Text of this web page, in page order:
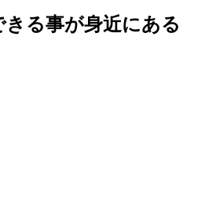
る事が身近にある